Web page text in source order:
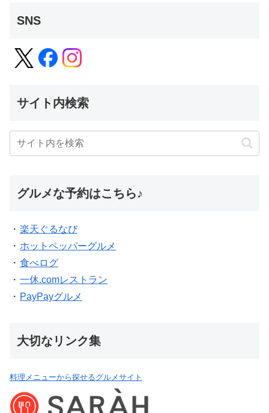
SNS
サイト内検索
グルメな予約はこちら♪
・ 楽天ぐるなび
・ ホットペッパーグルメ
・ 食べログ
・ 一休.comレストラン
・ PayPayグルメ
大切なリンク集
料理メニューから探せるグルメサイト